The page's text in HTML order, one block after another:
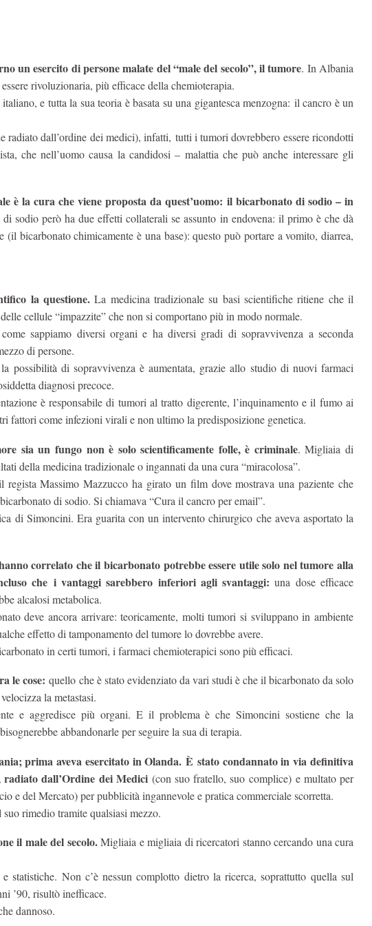
un esercito di persone malate del “male del secolo”, il tumore. In Albania
rivoluzionaria, più efficace della chemioterapia.
e tutta la sua teoria è basata su una gigantesca menzogna: il cancro è un
radiato dall’ordine dei medici), infatti, tutti i tumori dovrebbero essere ricondotti
che nell’uomo causa la candidosi – malattia che può anche interessare gli
è la cura che viene proposta da quest’uomo: il bicarbonato di sodio – in
sodio però ha due effetti collaterali se assunto in endovena: il primo è che dà
bicarbonato chimicamente è una base): questo può portare a vomito, diarrea,
la questione.La medicina tradizionale su basi scientifiche ritiene che il
cellule “impazzite” che non si comportano più in modo normale.
sappiamo diversi organi e ha diversi gradi di sopravvivenza a seconda
di persone.
possibilità di sopravvivenza è aumentata, grazie allo studio di nuovi farmaci
diagnosi precoce.
è responsabile di tumori al tratto digerente, l’inquinamento e il fumo ai
fattori come infezioni virali e non ultimo la predisposizione genetica.
sia un fungo non è solo scientificamente folle, è criminale. Migliaia di
della medicina tradizionale o ingannati da una cura “miracolosa”.
Massimo Mazzucco ha girato un film dove mostrava una paziente che
di sodio. Si chiamava “Cura il cancro per email”.
di Simoncini. Era guarita con un intervento chirurgico che aveva asportato la
correlato che il bicarbonato potrebbe essere utile solo nel tumore alla
che i vantaggi sarebbero inferiori agli svantaggi: una dose efficace
alcalosi metabolica.
deve ancora arrivare: teoricamente, molti tumori si sviluppano in ambiente
effetto di tamponamento del tumore lo dovrebbe avere.
in certi tumori, i farmaci chemioterapici sono più efficaci.
le cose: quello che è stato evidenziato da vari studi è che il bicarbonato da solo
la metastasi.
e aggredisce più organi. E il problema è che Simoncini sostiene che la
abbandonarle per seguire la sua di terapia.
prima aveva esercitato in Olanda. È stato condannato in via definitiva
dall’Ordine dei Medici(con suo fratello, suo complice) e multato per
e del Mercato) per pubblicità ingannevole e pratica commerciale scorretta.
rimedio tramite qualsiasi mezzo.
il male del secolo.Migliaia e migliaia di ricercatori stanno cercando una cura
statistiche. Non c’è nessun complotto dietro la ricerca, soprattutto quella sul
’90, risultò inefficace.
dannoso.